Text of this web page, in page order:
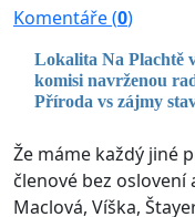
Komentáře (0)
Lokalita Na Plachtě
komisi navrženou
Příroda vs zájmy
Že máme každý jiné
členové bez oslovení
Maclová, Víška,